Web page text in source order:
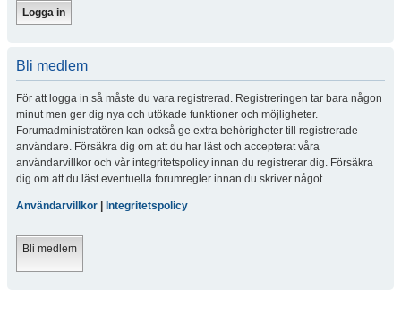
Bli medlem
För att logga in så måste du vara registrerad. Registreringen tar bara någon
minut men ger dig nya och utökade funktioner och möjligheter.
Forumadministratören kan också ge extra behörigheter till registrerade
användare. Försäkra dig om att du har läst och accepterat våra
användarvillkor och vår integritetspolicy innan du registrerar dig. Försäkra
dig om att du läst eventuella forumregler innan du skriver något.
Användarvillkor Integritetspolicy
Bli medlem